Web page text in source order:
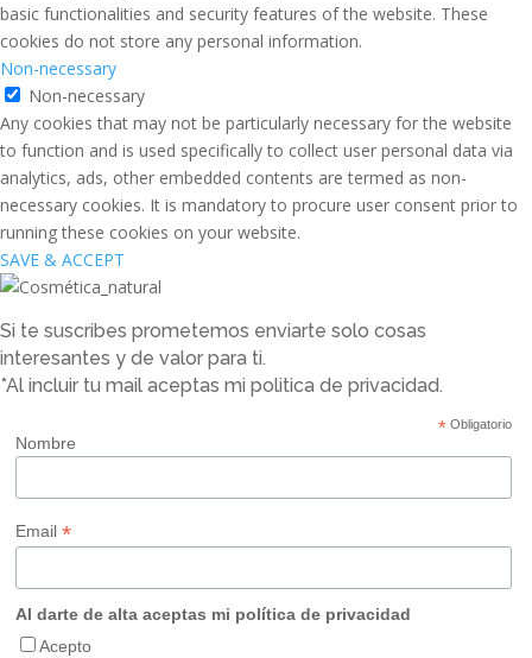
basic functionalities and security features of the website. These
cookies do not store any personal information.
Non-necessary
Non-necessary
Any cookies that may not be particularly necessary for the website
to function and is used specifically to collect user personal data via
analytics, ads, other embedded contents are termed as non-
necessary cookies. It is mandatory to procure user consent prior to
running these cookies on your website.
SAVE & ACCEPT
Si te suscribes prometemos enviarte solo cosas
interesantes y de valor para ti.
*Al incluir tu mail aceptas mi politica de privacidad.
*Obligatorio
Nombre
Email*
Al darte de alta aceptas mi política de privacidad
Acepto